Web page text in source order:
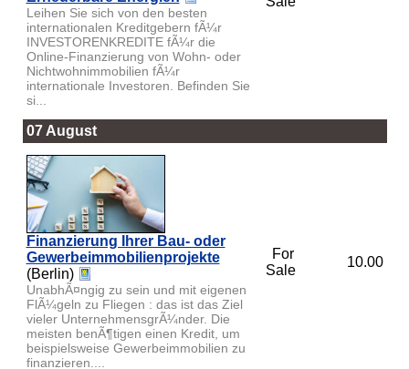
Leihen Sie sich von den besten
internationalen Kreditgebern fÃ¼r
INVESTORENKREDITE fÃ¼r die
Online-Finanzierung von Wohn- oder
Nichtwohnimmobilien fÃ¼r
internationale Investoren. Befinden Sie
si...
07 August
Finanzierung Ihrer Bau- oder
Gewerbeimmobilienprojekte
(Berlin)
UnabhÃ¤ngig zu sein und mit eigenen
FlÃ¼geln zu Fliegen : das ist das Ziel
vieler UnternehmensgrÃ¼nder. Die
meisten benÃ¶tigen einen Kredit, um
beispielsweise Gewerbeimmobilien zu
finanzieren....
For
Sale
10.00